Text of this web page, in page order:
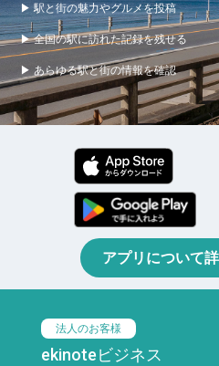
▶ 駅と街の魅力やグルメを投稿
▶ 全国の駅に訪れた記録を残せる
▶ あらゆる駅と街の情報を確認
アプリについて
法人のお客様
ekinoteビジネス